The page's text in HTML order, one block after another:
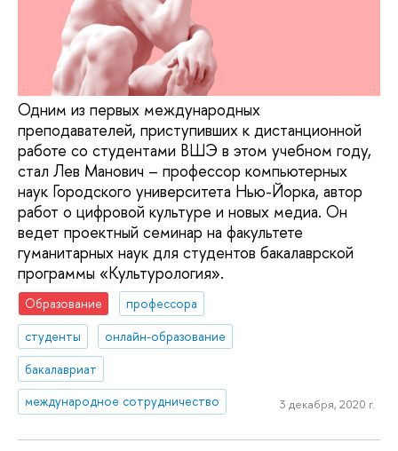
Одним из первых международных
преподавателей, приступивших к дистанционной
работе со студентами ВШЭ в этом учебном году,
стал Лев Манович – профессор компьютерных
наук Городского университета Нью-Йорка, автор
работ о цифровой культуре и новых медиа. Он
ведет проектный семинар на факультете
гуманитарных наук для студентов бакалаврской
программы «Культурология».
Образование
профессора
студенты
онлайн-образование
бакалавриат
международное сотрудничество
3 декабря, 2020 г.